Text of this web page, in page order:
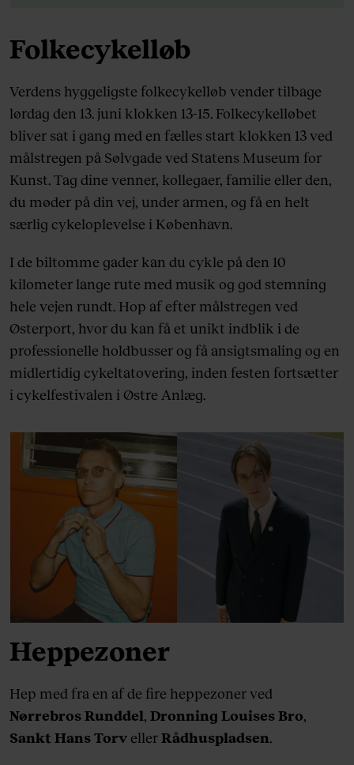
til at deltage i alle World Tour-løb. Fra 2026 får
holdene dog mulighed for at fravælge ét
etapeløb eller endagsløb pr. sæson.
Pointsystemet, hvor ryttere og hold optjener
point, baseret på deres placeringer i World
Tour-løb, er afgørende for holdenes rangering
og licensstatus i fremtidige sæsoner.
Folkecykelløb
Verdens hyggeligste folkecykelløb vender tilbage
lørdag den 13. juni klokken 13-15. Folkecykelløbet
bliver sat i gang med en fælles start klokken 13 ved
målstregen på Sølvgade ved Statens Museum for
Kunst. Tag dine venner, kollegaer, familie eller den,
du møder på din vej, under armen, og få en helt
særlig cykeloplevelse i København.
I de biltomme gader kan du cykle på den 10
kilometer lange rute med musik og god stemning
hele vejen rundt. Hop af efter målstregen ved
Østerport, hvor du kan få et unikt indblik i de
professionelle holdbusser og få ansigtsmaling og en
midlertidig cykeltatovering, inden festen fortsætter
i cykelfestivalen i Østre Anlæg.
Heppezoner
Hep med fra en af de fire heppezoner ved
Nørrebros Runddel, Dronning Louises Bro,
Sankt Hans Torv ellerRådhuspladsen.